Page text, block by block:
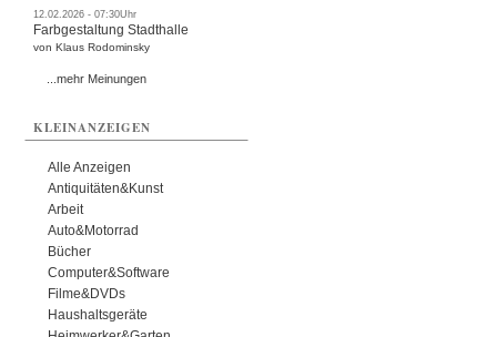
12.02.2026 - 07:30Uhr
Farbgestaltung Stadthalle
von Klaus Rodominsky
...mehr Meinungen
KLEINANZEIGEN
Alle Anzeigen
Antiquitäten&Kunst
Arbeit
Auto&Motorrad
Bücher
Computer&Software
Filme&DVDs
Haushaltsgeräte